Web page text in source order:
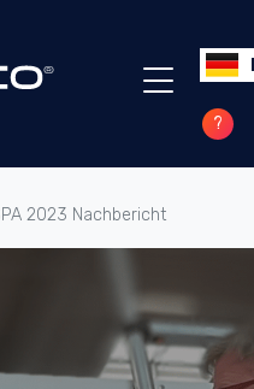
?
2023
2023 Nachbericht